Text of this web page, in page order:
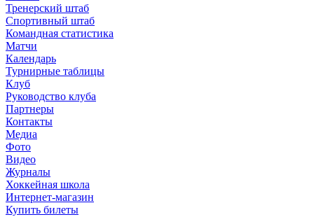
Тренерский штаб
Спортивный штаб
Командная статистика
Матчи
Календарь
Турнирные таблицы
Клуб
Руководство клуба
Партнеры
Контакты
Медиа
Фото
Видео
Журналы
Хоккейная школа
Интернет-магазин
Купить билеты